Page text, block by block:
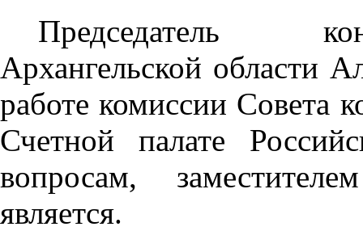
Председатель
Архангельской области
работе комиссии Совета
Счетной палате
вопросам,
является.